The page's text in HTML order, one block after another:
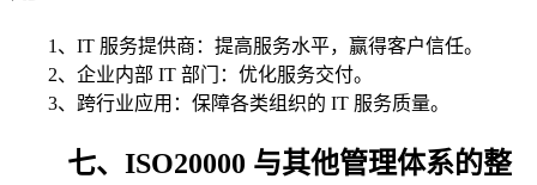
1、IT 服务提供商：提高服务水平，赢得客户信任。
2、企业内部 IT 部门：优化服务交付。
3、跨行业应用：保障各类组织的 IT 服务质量。
七、ISO20000 与其他管理体系的整